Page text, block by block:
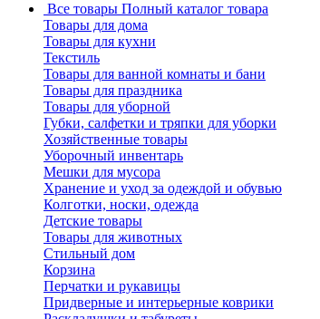
Все товары Полный каталог товара
Товары для дома
Товары для кухни
Текстиль
Товары для ванной комнаты и бани
Товары для праздника
Товары для уборной
Губки, салфетки и тряпки для уборки
Хозяйственные товары
Уборочный инвентарь
Мешки для мусора
Хранение и уход за одеждой и обувью
Колготки, носки, одежда
Детские товары
Товары для животных
Стильный дом
Корзина
Перчатки и рукавицы
Придверные и интерьерные коврики